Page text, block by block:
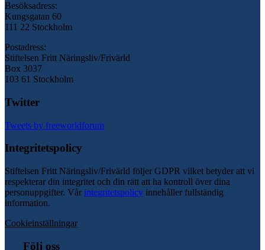
Besöksadress:
Kungsgatan 60
111 22 Stockholm
Postadress:
Stiftelsen Fritt Näringsliv/Frivärld
Box 3037
103 61 Stockholm
Twitter
Tweets by freeworldforum
Integritetspolicy
Stiftelsen Fritt Näringsliv/Frivärld följer GDPR vilket betyder att vi
respekterar din integritet och din rätt att ha kontroll över dina
personuppgifter. Vår integritetspolicy innehåller fullständig
information.
Cookieinställningar
Följ oss